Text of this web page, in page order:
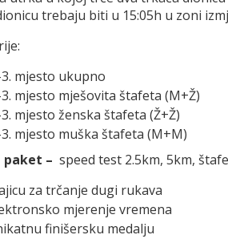
trebaju biti u 15:05h u zoni
3. mjesto ukupno
3. mjesto mješovita štafeta (M+Ž)
3. mjesto ženska štafeta (Ž+Ž)
3. mjesto muška štafeta (M+M)
– speed test 2.5km, 5km,
za trčanje dugi rukava
mjerenje vremena
finišersku medalju